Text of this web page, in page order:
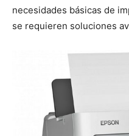
necesidades básicas de
se requieren soluciones